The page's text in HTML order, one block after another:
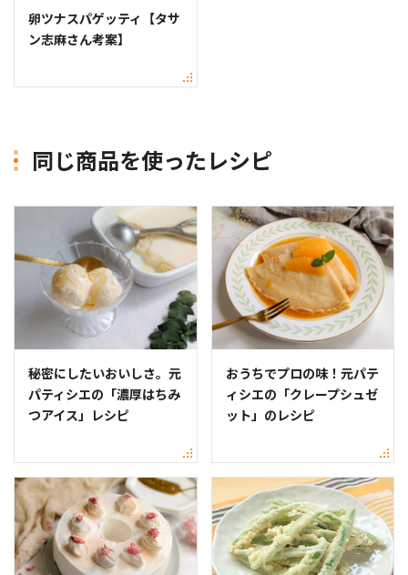
卵ツナスパゲッティ【タサ
ン志麻さん考案】
同じ商品を使ったレシピ
秘密にしたいおいしさ。元
パティシエの「濃厚はちみ
つアイス」レシピ
おうちでプロの味！元パテ
ィシエの「クレープシュゼ
ット」のレシピ